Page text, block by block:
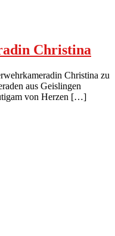
Christina
Christina zu
aus Geislingen
von Herzen […]